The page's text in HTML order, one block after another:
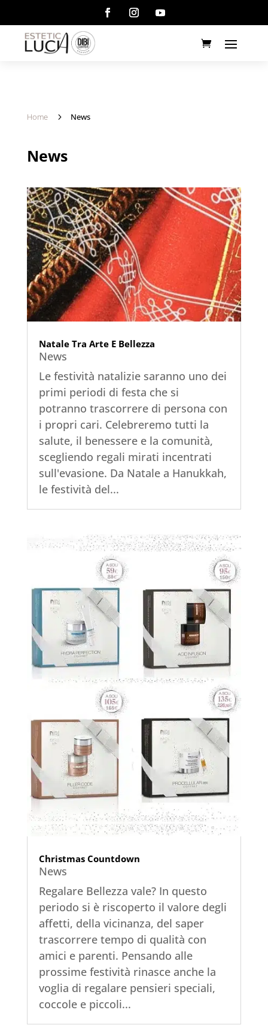
Home 5 News
News
Natale Tra Arte E Bellezza
News
Le festività natalizie saranno uno dei
primi periodi di festa che si
potranno trascorrere di persona con
i propri cari. Celebreremo tutti la
salute, il benessere e la comunità,
scegliendo regali mirati incentrati
sull'evasione. Da Natale a Hanukkah,
le festività del...
Christmas Countdown
News
Regalare Bellezza vale? In questo
periodo si è riscoperto il valore degli
affetti, della vicinanza, del saper
trascorrere tempo di qualità con
amici e parenti. Pensando alle
prossime festività rinasce anche la
voglia di regalare pensieri speciali,
coccole e piccoli...